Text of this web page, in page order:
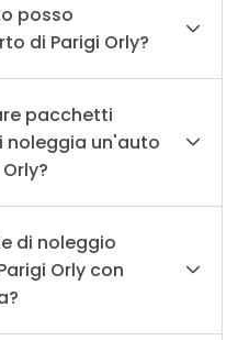
posso
di Parigi Orly?
pacchetti
noleggia un'auto
di noleggio
Orly con